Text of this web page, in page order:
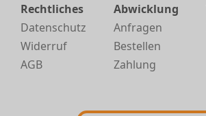
Rechtliches
Datenschutz
Widerruf
AGB
Abwicklung
Anfragen
Bestellen
Zahlung